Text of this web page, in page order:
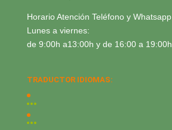
Horario Atención Teléfono y Whatsapp
Lunes a viernes:
de 9:00h a13:00h y de 16:00 a 19:00h
TRADUCTOR IDIOMAS: